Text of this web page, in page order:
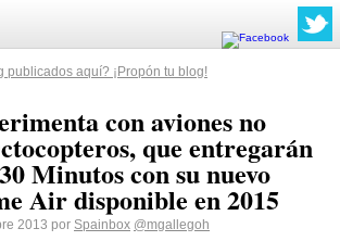
publicados aquí? ¡Propón tu blog!
con aviones no
que entregarán
Minutos con su nuevo
Air disponible en 2015
2013 por Spainbox @mgallegoh